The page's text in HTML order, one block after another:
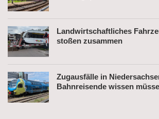
Landwirtschaftliches
stoßen zusammen
Zugausfälle in
Bahnreisende wissen